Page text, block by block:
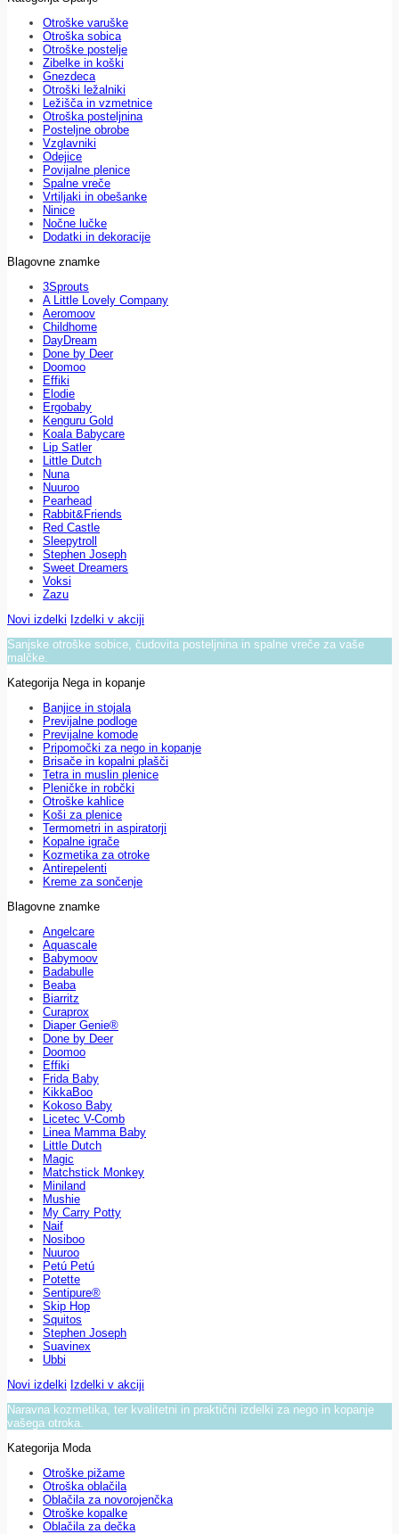
Otroške varuške
Otroška sobica
Otroške postelje
Zibelke in koški
Gnezdeca
Otroški ležalniki
Ležišča in vzmetnice
Otroška posteljnina
Posteljne obrobe
Vzglavniki
Odejice
Povijalne plenice
Spalne vreče
Vrtiljaki in obešanke
Ninice
Nočne lučke
Dodatki in dekoracije
Blagovne znamke
3Sprouts
A Little Lovely Company
Aeromoov
Childhome
DayDream
Done by Deer
Doomoo
Effiki
Elodie
Ergobaby
Kenguru Gold
Koala Babycare
Lip Satler
Little Dutch
Nuna
Nuuroo
Pearhead
Rabbit&Friends
Red Castle
Sleepytroll
Stephen Joseph
Sweet Dreamers
Voksi
Zazu
Novi izdelki Izdelki v akciji
Sanjske otroške sobice, čudovita posteljnina in spalne vreče za vaše
malčke.
Kategorija Nega in kopanje
Banjice in stojala
Previjalne podloge
Previjalne komode
Pripomočki za nego in kopanje
Brisače in kopalni plašči
Tetra in muslin plenice
Pleničke in robčki
Otroške kahlice
Koši za plenice
Termometri in aspiratorji
Kopalne igrače
Kozmetika za otroke
Antirepelenti
Kreme za sončenje
Blagovne znamke
Angelcare
Aquascale
Babymoov
Badabulle
Beaba
Biarritz
Curaprox
Diaper Genie®
Done by Deer
Doomoo
Effiki
Frida Baby
KikkaBoo
Kokoso Baby
Licetec V-Comb
Linea Mamma Baby
Little Dutch
Magic
Matchstick Monkey
Miniland
Mushie
My Carry Potty
Naif
Nosiboo
Nuuroo
Petú Petú
Potette
Sentipure®
Skip Hop
Squitos
Stephen Joseph
Suavinex
Ubbi
Novi izdelki Izdelki v akciji
Naravna kozmetika, ter kvalitetni in praktični izdelki za nego in kopanje
vašega otroka.
Kategorija Moda
Otroške pižame
Otroška oblačila
Oblačila za novorojenčka
Otroške kopalke
Oblačila za dečka